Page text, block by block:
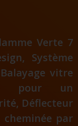
Verte 7
Système
vitre
pour un
Déflecteur
par